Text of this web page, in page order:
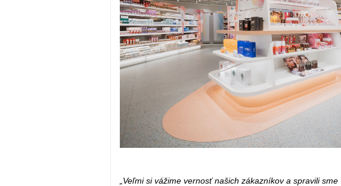
„Veľmi si vážime vernosť našich zákazníkov a spravili